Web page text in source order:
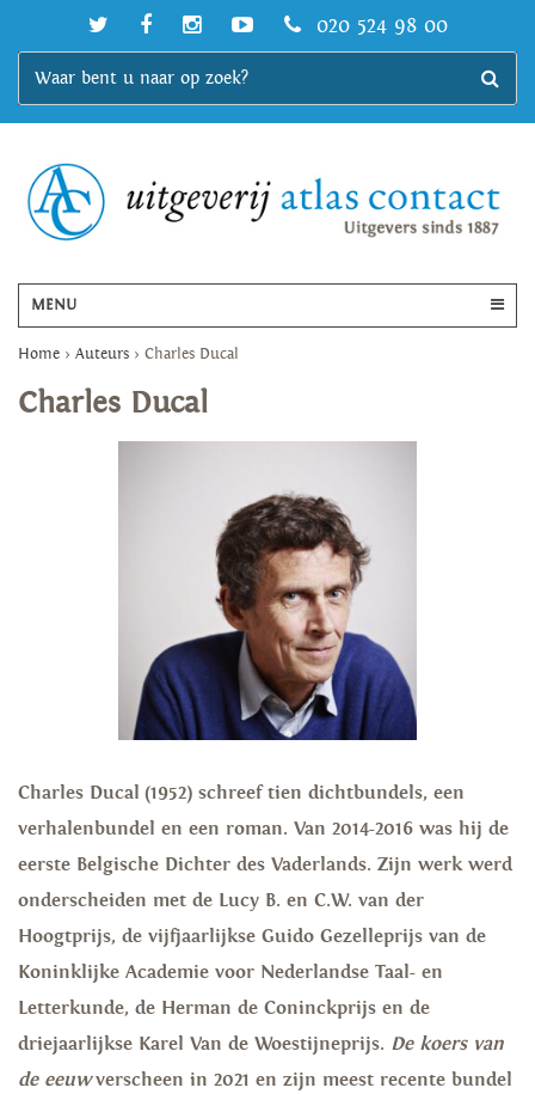
020 524 98 00
MENU
Home > Auteurs > Charles Ducal
Charles Ducal
Charles Ducal (1952) schreef tien dichtbundels, een
verhalenbundel en een roman. Van 2014-2016 was hij de
eerste Belgische Dichter des Vaderlands. Zijn werk werd
onderscheiden met de Lucy B. en C.W. van der
Hoogtprijs, de vijfjaarlijkse Guido Gezelleprijs van de
Koninklijke Academie voor Nederlandse Taal- en
Letterkunde, de Herman de Coninckprijs en de
driejaarlijkse Karel Van de Woestijneprijs. De koers van
de eeuwverscheen in 2021 en zijn meest recente bundel